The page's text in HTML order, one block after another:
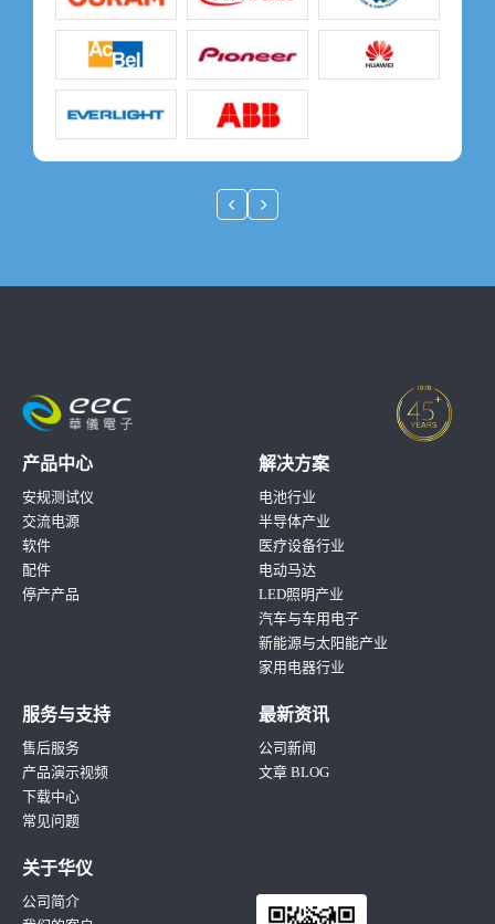
产品中心
安规测试仪
交流电源
软件
配件
停产产品
解决方案
电池行业
半导体产业
医疗设备行业
电动马达
LED照明产业
汽车与车用电子
新能源与太阳能产业
家用电器行业
服务与支持
售后服务
产品演示视频
下载中心
常见问题
最新资讯
公司新闻
文章 BLOG
关于华仪
公司简介